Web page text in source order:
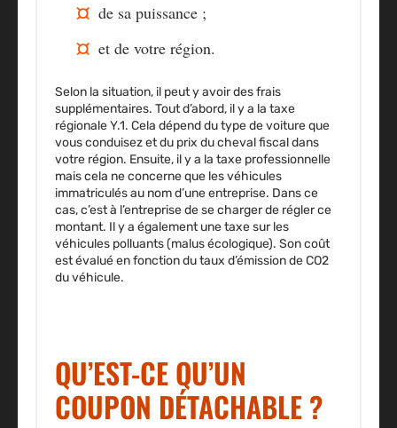
de sa puissance ;
et de votre région.
Selon la situation, il peut y avoir des frais
supplémentaires. Tout d’abord, il y a la taxe
régionale Y.1. Cela dépend du type de voiture que
vous conduisez et du prix du cheval fiscal dans
votre région. Ensuite, il y a la taxe professionnelle
mais cela ne concerne que les véhicules
immatriculés au nom d’une entreprise. Dans ce
cas, c’est à l’entreprise de se charger de régler ce
montant. Il y a également une taxe sur les
véhicules polluants (malus écologique). Son coût
est évalué en fonction du taux d’émission de CO2
du véhicule.
QU’EST-CE QU’UN
COUPON DÉTACHABLE ?